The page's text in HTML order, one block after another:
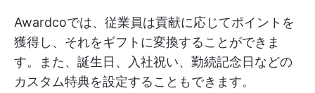
Awardcoでは、従業員は貢献に応じてポイントを
獲得し、それをギフトに変換することができま
す。また、誕生日、入社祝い、勤続記念日などの
カスタム特典を設定することもできます。